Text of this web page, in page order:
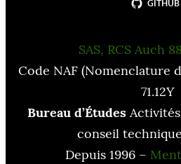
GITHUB
SAS, RCS Auch
Code NAF (Nomenclature
71.12Y
Bureau d’Études
conseil
Depuis 1996 –